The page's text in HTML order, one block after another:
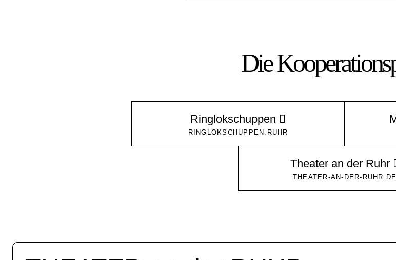
Die
Ringlokschuppen
RINGLOKSCHUPPEN.RUHR
Theater an der Ruhr
THEATER-AN-DER-RUHR.DE